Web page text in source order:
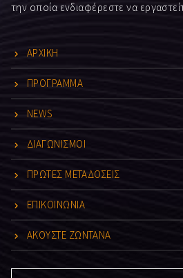
την οποία ενδιαφέρεστε να
ΑΡΧΙΚΗ
ΠΡΟΓΡΑΜΜΑ
NEWS
ΔΙΑΓΩΝΙΣΜΟΙ
ΠΡΩΤΕΣ ΜΕΤΑΔΟΣΕΙΣ
ΕΠΙΚΟΙΝΩΝΙΑ
ΑΚΟΥΣΤΕ ΖΩΝΤΑΝΑ